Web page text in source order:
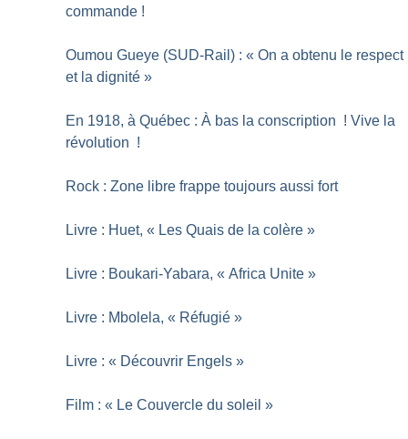
commande !
Oumou Gueye (SUD-Rail) : « On a obtenu le respect
et la dignité »
En 1918, à Québec : À bas la conscription ! Vive la
révolution !
Rock : Zone libre frappe toujours aussi fort
Livre : Huet, « Les Quais de la colère »
Livre : Boukari-Yabara, « Africa Unite »
Livre : Mbolela, « Réfugié »
Livre : « Découvrir Engels »
Film : « Le Couvercle du soleil »